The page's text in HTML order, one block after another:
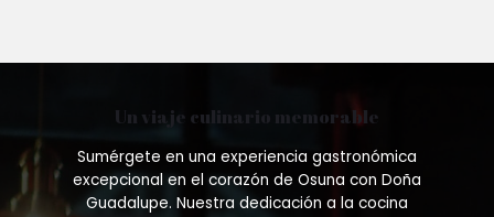
Un viaje culinario memorable
Sumérgete en una experiencia gastronómica
excepcional en el corazón de Osuna con Doña
Guadalupe. Nuestra dedicación a la cocina